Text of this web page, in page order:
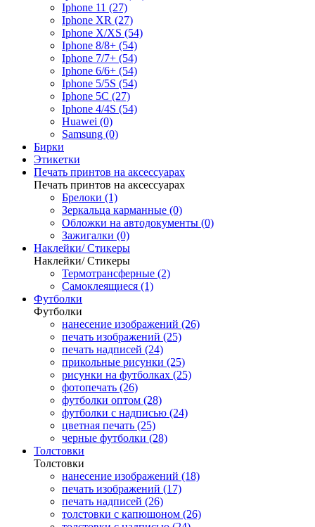
Iphone 11 (27)
Iphone XR (27)
Iphone X/XS (54)
Iphone 8/8+ (54)
Iphone 7/7+ (54)
Iphone 6/6+ (54)
Iphone 5/5S (54)
Iphone 5C (27)
Iphone 4/4S (54)
Huawei (0)
Samsung (0)
Бирки
Этикетки
Печать принтов на аксессуарах
Печать принтов на аксессуарах
Брелоки (1)
Зеркальца карманные (0)
Обложки на автодокументы (0)
Зажигалки (0)
Наклейки/ Стикеры
Наклейки/ Стикеры
Термотрансферные (2)
Самоклеящиеся (1)
Футболки
Футболки
нанесение изображений (26)
печать изображений (25)
печать надписей (24)
прикольные рисунки (25)
рисунки на футболках (25)
фотопечать (26)
футболки оптом (28)
футболки с надписью (24)
цветная печать (25)
черные футболки (28)
Толстовки
Толстовки
нанесение изображений (18)
печать изображений (17)
печать надписей (26)
толстовки с капюшоном (26)